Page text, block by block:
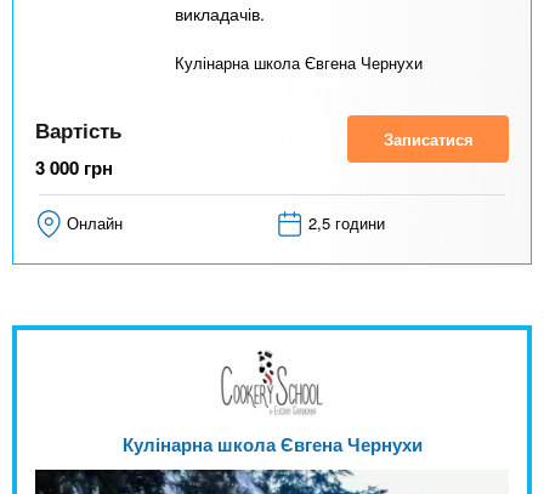
викладачів.
Кулінарна школа Євгена Чернухи
Вартість
3 000 грн
Записатися
Онлайн 2,5 години
Кулінарна школа Євгена Чернухи